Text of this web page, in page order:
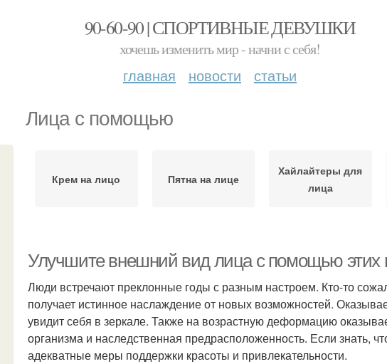
90-60-90 | СПОРТИВНЫЕ ДЕВУШКИ
хочешь изменить мир - начни с себя!
главная новости статьи
Лица с помощью
Крем на лицо Пятна на лице
Хайлайтеры для
лица
Улучшите внешний вид лица с помощью этих
Люди встречают преклонные годы с разным настроем. Кто-то
получает истинное наслаждение от новых возможностей.
увидит себя в зеркале. Также на возрастную деформацию
организма и наследственная предрасположенность. Если знать,
адекватные меры поддержки красоты и привлекательности.